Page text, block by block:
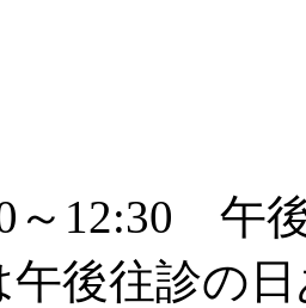
～12:30 午
午後往診の